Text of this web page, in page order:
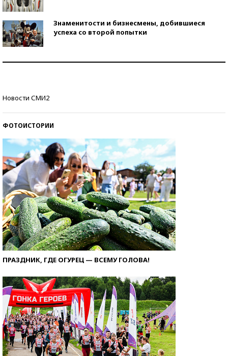
Знаменитости и бизнесмены, добившиеся
успеха со второй попытки
Новости СМИ2
ФОТОИСТОРИИ
ПРАЗДНИК, ГДЕ ОГУРЕЦ — ВСЕМУ ГОЛОВА!